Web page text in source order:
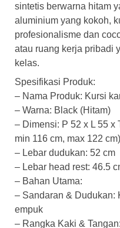
sintetis berwarna hitam
aluminium yang kokoh,
profesionalisme dan
atau ruang kerja pribadi
kelas.
Spesifikasi Produk:
– Nama Produk: Kursi
– Warna: Black (Hitam)
– Dimensi: P 52 x L 55 x
min 116 cm, max 122 cm)
– Lebar dudukan: 52 cm
– Lebar head rest: 46.5
– Bahan Utama:
– Sandaran & Dudukan:
empuk
– Rangka Kaki &